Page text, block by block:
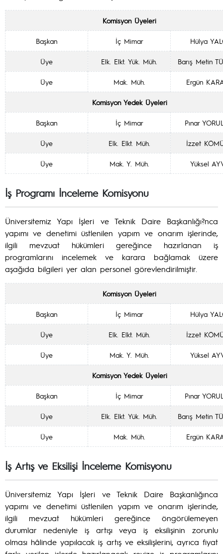
Komisyon Üyeleri
Başkan İç Mimar Hülya
Üye Elk. Elkt. Yük. Müh. Barış Metin
Üye Mak. Müh. Ergün
Komisyon Yedek Üyeleri
Başkan İç Mimar Pınar
Üye Elk. Elkt. Müh. İzzet
Üye Mak. Y. Müh. Yüksel
İş Programı İnceleme Komisyonu
Üniversitemiz Yapı İşleri ve Teknik Daire Başkanlığı?nca
yapımı ve denetimi üstlenilen yapım ve onarım işlerinde,
ilgili mevzuat hükümleri gereğince hazırlanan iş
programlarını incelemek ve karara bağlamak üzere
aşağıda bilgileri yer alan personel görevlendirilmiştir.
Komisyon Üyeleri
Başkan İç Mimar Hülya
Üye Elk. Elkt. Müh. İzzet
Üye Mak. Y. Müh. Yüksel
Komisyon Yedek Üyeleri
Başkan İç Mimar Pınar
Üye Elk. Elkt. Yük. Müh. Barış Metin
Üye Mak. Müh. Ergün
İş Artış ve Eksilişi İnceleme Komisyonu
Üniversitemiz Yapı İşleri ve Teknik Daire Başkanlığınca
yapımı ve denetimi üstlenilen yapım ve onarım işlerinde,
ilgili mevzuat hükümleri gereğince öngörülemeyen
durumlar nedeniyle iş artışı veya iş eksilişinin zorunlu
olması hâlinde yapılacak iş artış ve eksilişlerini, ayrıca fiyat